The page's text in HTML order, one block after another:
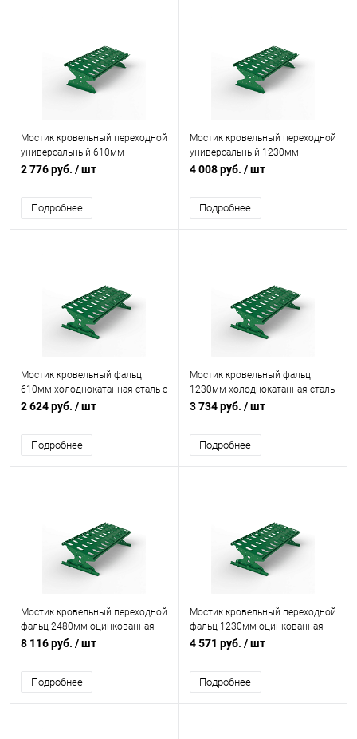
Мостик кровельный переходной
универсальный 610мм
оцинкованная сталь с
6029
2 776 руб. / шт
Подробнее
Мостик кровельный переходной
универсальный 1230мм
оцинкованная сталь с
6029
4 008 руб. / шт
Подробнее
Мостик кровельный фальц
610мм холоднокатанная сталь с
порошковым покрытием RAL
2 624 руб. / шт
Подробнее
Мостик кровельный фальц
1230мм холоднокатанная сталь
с порошковым покрытием RAL
3 734 руб. / шт
Подробнее
Мостик кровельный переходной
фальц 2480мм оцинкованная
сталь с порошковым
8 116 руб. / шт
Подробнее
Мостик кровельный переходной
фальц 1230мм оцинкованная
сталь с порошковым
4 571 руб. / шт
Подробнее